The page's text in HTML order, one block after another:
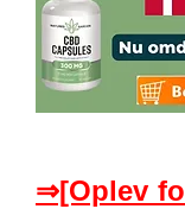
⇒[Oplev